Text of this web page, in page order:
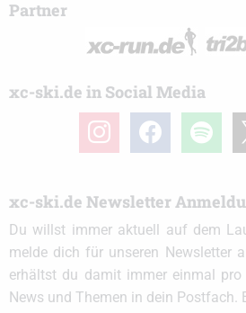
Partner
xc-ski.de in Social Media
instagramfacebook spotify
xc-ski.de Newsletter
Du willst immer aktuell auf dem
melde dich für unseren Newsletter
erhältst du damit immer einmal
News und Themen in dein Postfach.